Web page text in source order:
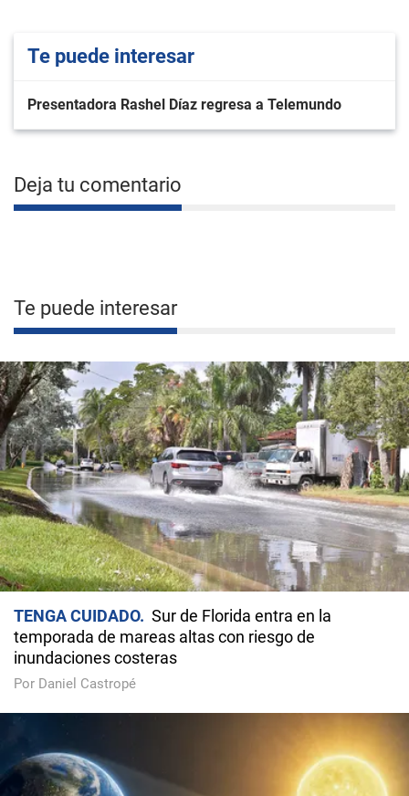
Te puede interesar
Presentadora Rashel Díaz regresa a Telemundo
Deja tu comentario
Te puede interesar
TENGA CUIDADO
Sur de Florida entra en la
temporada de mareas altas con riesgo de
inundaciones costeras
Por Daniel Castropé